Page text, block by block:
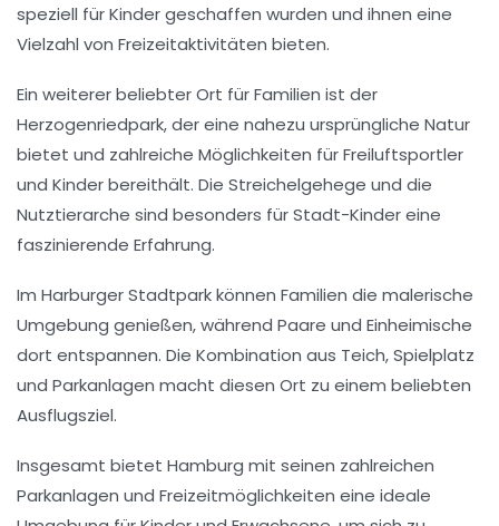
speziell für Kinder geschaffen wurden und ihnen eine
Vielzahl von Freizeitaktivitäten bieten.
Ein weiterer beliebter Ort fürFamilien ist der
Herzogenriedpark, der eine nahezu ursprüngliche Natur
bietet und zahlreiche Möglichkeiten fürFreiluftsportler
und Kinderbereithält. Die Streichelgehege und die
Nutztierarche sind besonders für Stadt-Kinder eine
faszinierende Erfahrung.
Im Harburger Stadtparkkönnen Familien die malerische
Umgebung genießen, während Paare und Einheimische
dort entspannen. Die Kombination aus Teich,Spielplatz
und Parkanlagen macht diesen Ort zu einem beliebten
Ausflugsziel.
Insgesamt bietet Hamburg mit seinen zahlreichen
Parkanlagen und Freizeitmöglichkeiten eine ideale